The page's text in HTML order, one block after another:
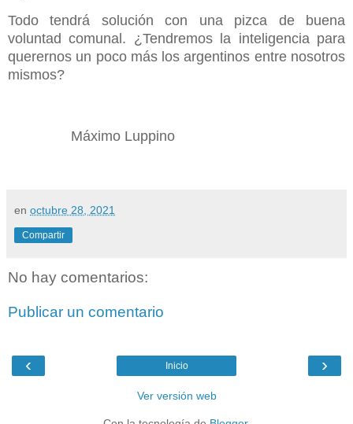
Todo tendrá solución con una pizca de buena
voluntad comunal. ¿Tendremos la inteligencia para
querernos un poco más los argentinos entre nosotros
mismos?
Máximo Luppino
en octubre 28, 2021
Compartir
No hay comentarios:
Publicar un comentario
‹ ›
Inicio
Ver versión web